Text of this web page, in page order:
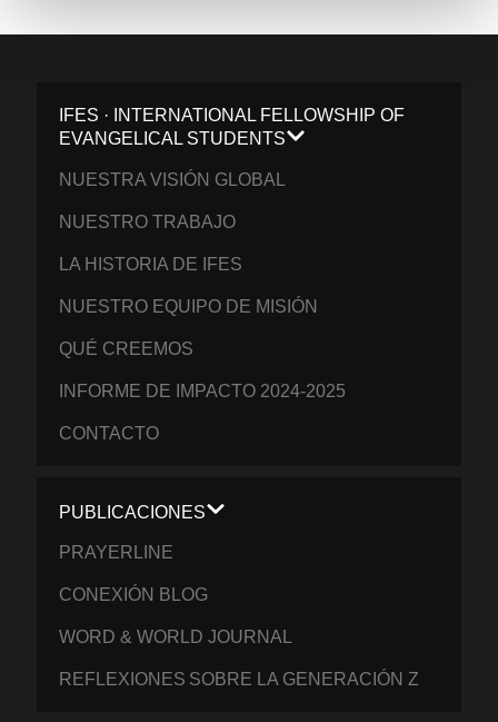
IFES · INTERNATIONAL FELLOWSHIP OF
EVANGELICAL STUDENTS
NUESTRA VISIÓN GLOBAL
NUESTRO TRABAJO
LA HISTORIA DE IFES
NUESTRO EQUIPO DE MISIÓN
QUÉ CREEMOS
INFORME DE IMPACTO 2024-2025
CONTACTO
PUBLICACIONES
PRAYERLINE
CONEXIÓN BLOG
WORD & WORLD JOURNAL
REFLEXIONES SOBRE LA GENERACIÓN Z